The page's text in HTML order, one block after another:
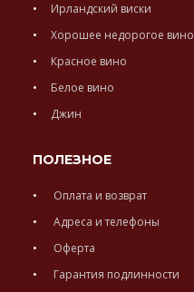
Ирландский виски
Хорошее недорогое вино
Красное вино
Белое вино
Джин
ПОЛЕЗНОЕ
Оплата и возврат
Адреса и телефоны
Оферта
Гарантия подлинности